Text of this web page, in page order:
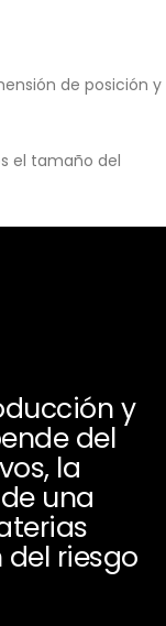
de posición y
el tamaño del
y
del
la
una
riesgo